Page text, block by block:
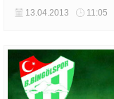
13.04.2013 11:05